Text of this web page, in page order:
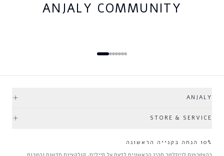
ANJALY COMMUNITY
ANJALY
STORE & SERVICE
10% הנחה בקנייה הראשונה